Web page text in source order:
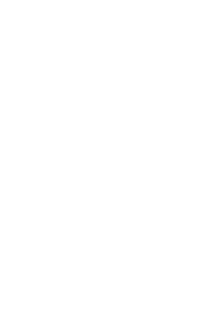
sábado hasta
reivindicativa
habitaciones,
Chiqueras’ en